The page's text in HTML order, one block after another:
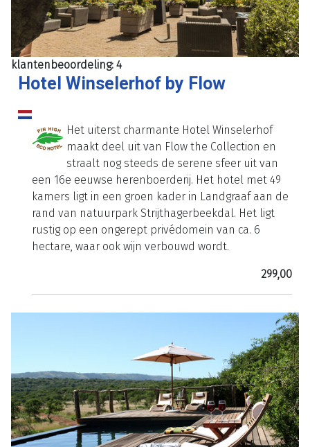
klantenbeoordeling: 4
Hotel Winselerhof by Flow
Het uiterst charmante Hotel Winselerhof
maakt deel uit van Flow the Collection en
straalt nog steeds de serene sfeer uit van
een 16e eeuwse herenboerderij. Het hotel met 49
kamers ligt in een groen kader in Landgraaf aan de
rand van natuurpark Strijthagerbeekdal. Het ligt
rustig op een ongerept privédomein van ca. 6
hectare, waar ook wijn verbouwd wordt.
299,00